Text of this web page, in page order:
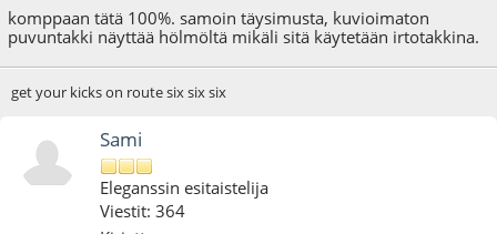
komppaan tätä 100%. samoin täysimusta, kuvioimaton
puvuntakki näyttää hölmöltä mikäli sitä käytetään irtotakkina.
get your kicks on route six six six
Sami
Eleganssin esitaistelija
Viestit: 364